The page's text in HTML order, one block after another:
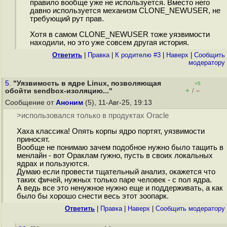
правило вообще уже не используется. Вместо него
давно используется механизм CLONE_NEWUSER, не
требующий рут прав.
Хотя в самом CLONE_NEWUSER тоже уязвимости
находили, но это уже совсем другая история.
Ответить Правка| К родителю #3 Наверх
Cообщить
модератору
5. "Уязвимость в ядре Linux, позволяющая
обойти sendbox-изоляцию..."
+5
+ / –
Сообщение от Аноним (5), 11-Авг-25, 19:13
>использовался только в продуктах Oracle
Хаха классика! Опять корпы ядро портят, уязвимости
приносят.
Вообще не понимаю зачем подобное нужно было тащить в
менлайн - вот Ораклам гужно, пусть в своих локальных
ядрах и пользуются.
Думаю если провести тщательный анализ, окажется что
таких фичей, нужных только паре человек - с пол ядра.
А ведь все это ненужное нужно еще и поддерживать, а как
было бы хорошо снести весь этот зоопарк.
Ответить Правка| Наверх Cообщить модератору